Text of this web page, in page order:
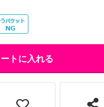
トに入れる